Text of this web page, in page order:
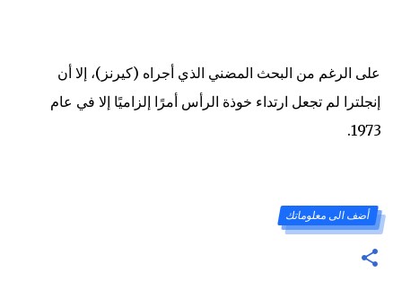
على الرغم من البحث المضني الذي أجراه (كيرنز)، إلا أن
إنجلترا لم تجعل ارتداء خوذة الرأس أمرًا إلزاميًا إلا في عام
1973.
أضف الى معلوماتك